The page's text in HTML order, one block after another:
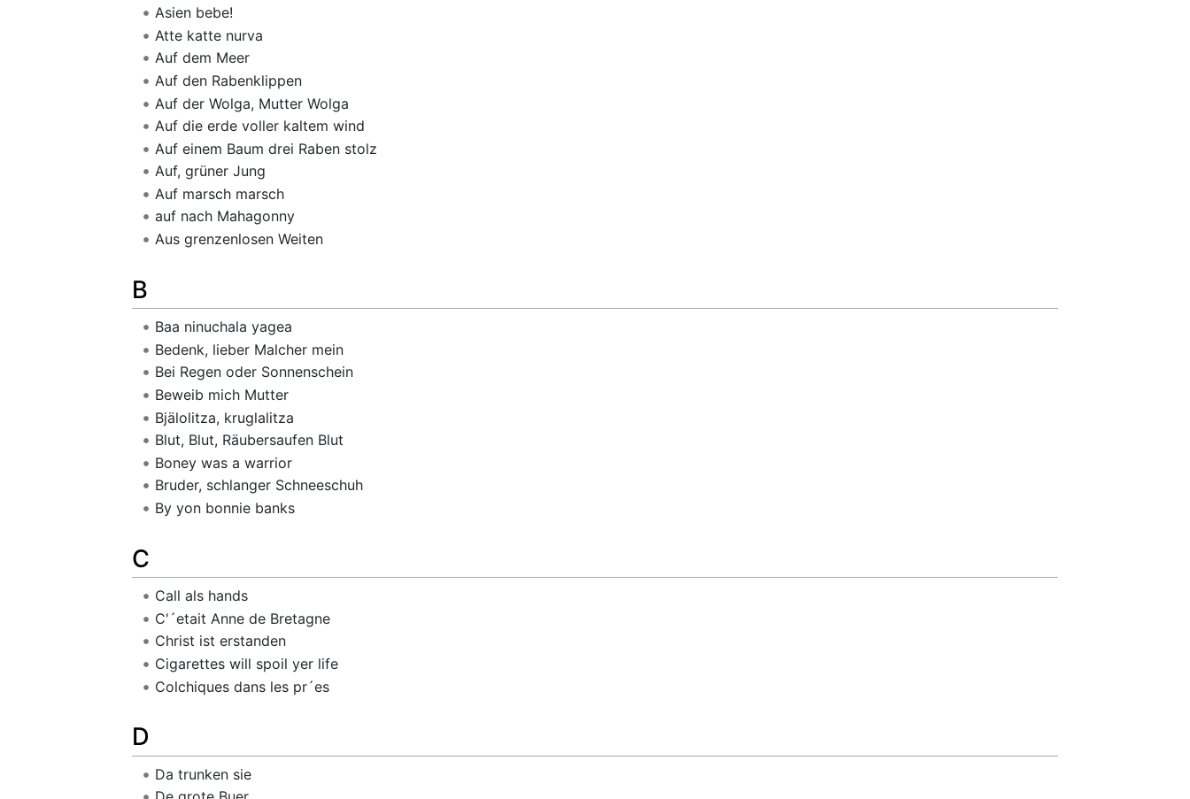
Asien bebe!
Atte katte nurva
Auf dem Meer
Auf den Rabenklippen
Auf der Wolga, Mutter Wolga
Auf die erde voller kaltem wind
Auf einem Baum drei Raben stolz
Auf, grüner Jung
Auf marsch marsch
auf nach Mahagonny
Aus grenzenlosen Weiten
B
Baa ninuchala yagea
Bedenk, lieber Malcher mein
Bei Regen oder Sonnenschein
Beweib mich Mutter
Bjälolitza, kruglalitza
Blut, Blut, Räubersaufen Blut
Boney was a warrior
Bruder, schlanger Schneeschuh
By yon bonnie banks
C
Call als hands
C'´etait Anne de Bretagne
Christ ist erstanden
Cigarettes will spoil yer life
Colchiques dans les pr´es
D
Da trunken sie